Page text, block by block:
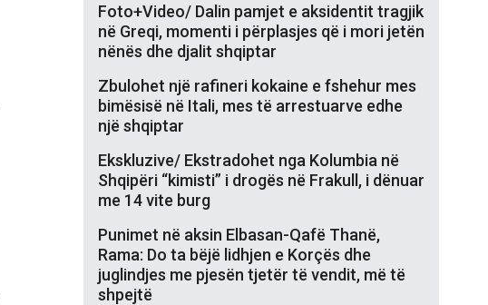
Foto+Video/ Dalin pamjet e aksidentit tragjik
në Greqi, momenti i përplasjes që i mori jetën
nënës dhe djalit shqiptar
Zbulohet një rafineri kokaine e fshehur mes
bimësisë në Itali, mes të arrestuarve edhe
një shqiptar
Ekskluzive/ Ekstradohet nga Kolumbia në
Shqipëri “kimisti” i drogës në Frakull, i dënuar
me 14 vite burg
Punimet në aksin Elbasan-Qafë Thanë,
Rama: Do ta bëjë lidhjen e Korçës dhe
juglindjes me pjesën tjetër të vendit, më të
shpejtë